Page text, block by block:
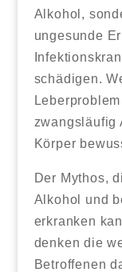
Alkohol,
ungesunde
schädigen.
zwangsläufig
Körper
Der Mythos,
Alkohol und
erkranken
denken die
Betroffenen